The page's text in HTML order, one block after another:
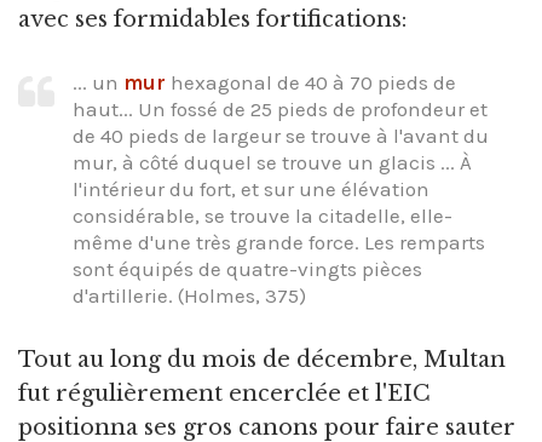
avec ses formidables fortifications:
... un mur hexagonal de 40 à 70 pieds de
haut... Un fossé de 25 pieds de profondeur et
de 40 pieds de largeur se trouve à l'avant du
mur, à côté duquel se trouve un glacis ... À
l'intérieur du fort, et sur une élévation
considérable, se trouve la citadelle, elle-
même d'une très grande force. Les remparts
sont équipés de quatre-vingts pièces
d'artillerie. (Holmes, 375)
Tout au long du mois de décembre, Multan
fut régulièrement encerclée et l'EIC
positionna ses gros canons pour faire sauter